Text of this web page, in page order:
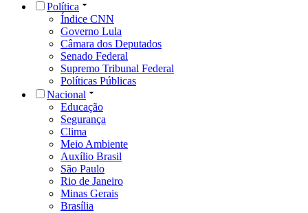
Política
Índice CNN
Governo Lula
Câmara dos Deputados
Senado Federal
Supremo Tribunal Federal
Políticas Públicas
Nacional
Educação
Segurança
Clima
Meio Ambiente
Auxílio Brasil
São Paulo
Rio de Janeiro
Minas Gerais
Brasília